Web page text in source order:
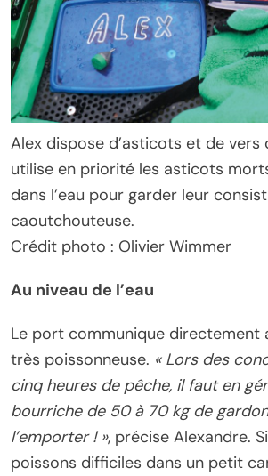
Alex dispose d’asticots et de vers
utilise en priorité les asticots
dans l’eau pour garder leur
caoutchouteuse.
Crédit photo : Olivier Wimmer
Au niveau de l’eau
Le port communique directement
très poissonneuse. « Lors des
cinq heures de pêche, il faut en
bourriche de 50 à 70 kg de
l’emporter ! », précise Alexandre.
poissons difficiles dans un petit